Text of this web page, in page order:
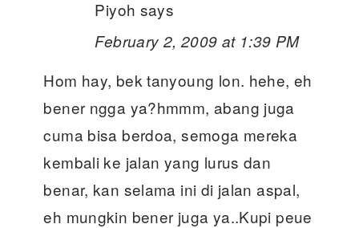
Piyoh says
February 2, 2009 at 1:39 PM
Hom hay, bek tanyoung lon. hehe, eh
bener ngga ya?hmmm, abang juga
cuma bisa berdoa, semoga mereka
kembali ke jalan yang lurus dan
benar, kan selama ini di jalan aspal,
eh mungkin bener juga ya..Kupi peue